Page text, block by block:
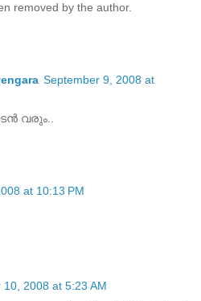
removed by the author.
September 9, 2008 at
വരും..
at 10:13 PM
10, 2008 at 5:23 AM